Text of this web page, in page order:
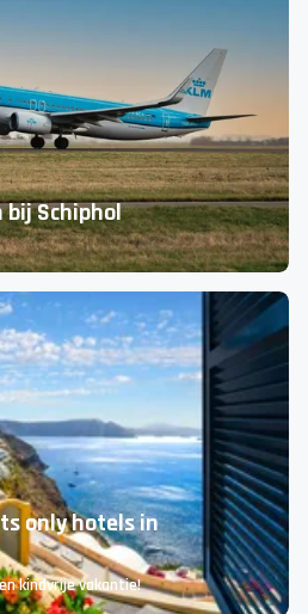
citytrips
bij Schiphol